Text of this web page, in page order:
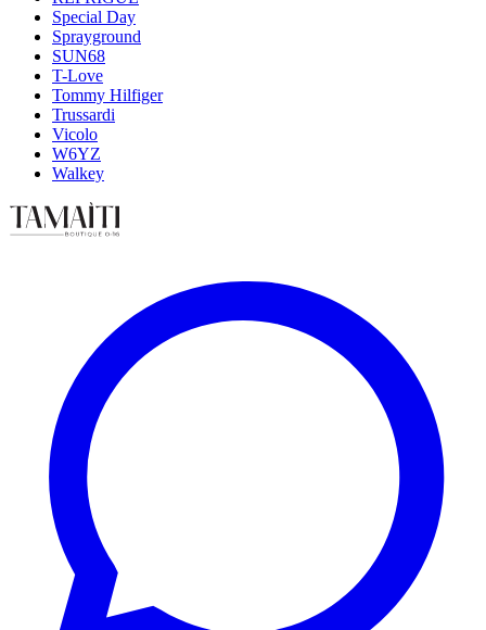
Special Day
Sprayground
SUN68
T-Love
Tommy Hilfiger
Trussardi
Vicolo
W6YZ
Walkey